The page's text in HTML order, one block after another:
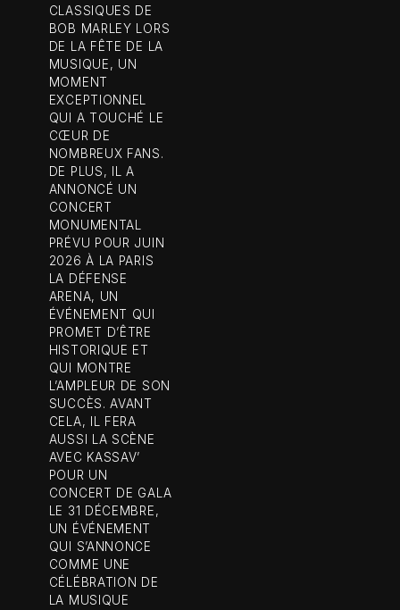
CLASSIQUES DE
BOB MARLEY LORS
DE LA FÊTE DE LA
MUSIQUE, UN
MOMENT
EXCEPTIONNEL
QUI A TOUCHÉ LE
CŒUR DE
NOMBREUX FANS.
DE PLUS, IL A
ANNONCÉ UN
CONCERT
MONUMENTAL
PRÉVU POUR JUIN
2026 À LA PARIS
LA DÉFENSE
ARENA, UN
ÉVÉNEMENT QUI
PROMET D’ÊTRE
HISTORIQUE ET
QUI MONTRE
L’AMPLEUR DE SON
SUCCÈS. AVANT
CELA, IL FERA
AUSSI LA SCÈNE
AVEC KASSAV’
POUR UN
CONCERT DE GALA
LE 31 DÉCEMBRE,
UN ÉVÉNEMENT
QUI S’ANNONCE
COMME UNE
CÉLÉBRATION DE
LA MUSIQUE